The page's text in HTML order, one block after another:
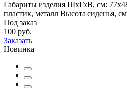
Габариты изделия ШхГхВ, см:
пластик, металл Высота сиденья,
Под заказ
100 руб.
Заказать
Новинка